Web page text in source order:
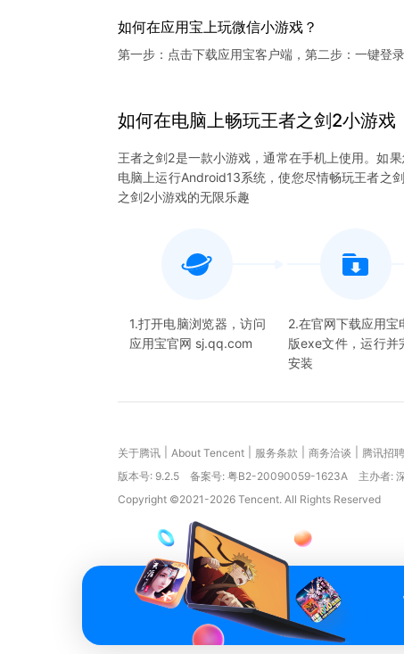
如何在应用宝上玩微信小游戏？
第一步：点击下载应用宝客户端，第二步：一键登
如何在电脑上畅玩王者之剑2小游戏
王者之剑2是一款小游戏，通常在手机上使用。如
电脑上运行Android13系统，使您尽情畅玩王者之
之剑2小游戏的无限乐趣
1.打开电脑浏览器，访问
应用宝官网 sj.qq.com
2.在官网下载应用宝
版exe文件，运行并
安装
关于腾讯 About Tencent 服务条款 商务洽谈 腾讯招聘
版本号: 9.2.5 备案号: 粤B2-20090059-1623A
主办者:
Copyright ©2021-2026 Tencent. All Rights Reserved